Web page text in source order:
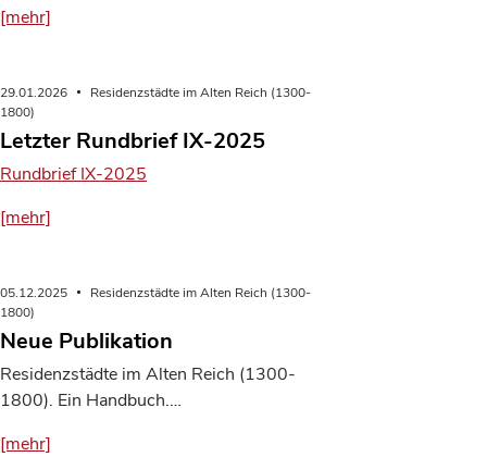
[mehr]
29.01.2026
Residenzstädte im Alten Reich (1300-
1800)
Letzter Rundbrief IX-2025
Rundbrief IX-2025
[mehr]
05.12.2025
Residenzstädte im Alten Reich (1300-
1800)
Neue Publikation
Residenzstädte im Alten Reich (1300-
1800). Ein Handbuch.…
[mehr]